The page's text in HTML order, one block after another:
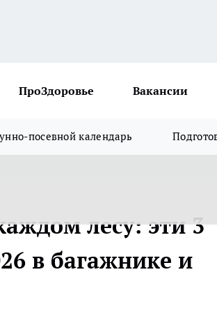
ПроЗдоровье Вакансии
посевной календарь
лесу: эти 3
в багажнике и